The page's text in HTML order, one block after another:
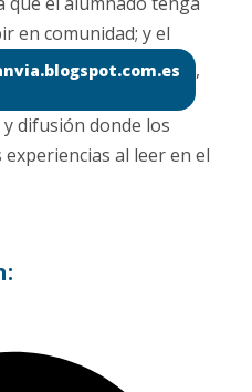
en comunidad; y el
,
difusión donde los
al leer en el